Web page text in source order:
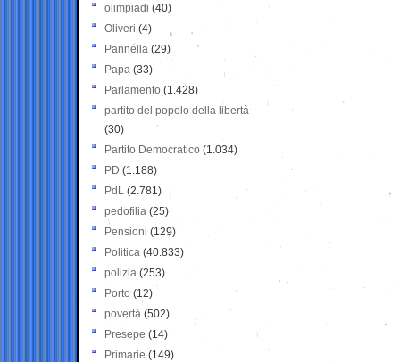
olimpiadi (40)
Oliveri (4)
Pannella (29)
Papa (33)
Parlamento (1.428)
partito del popolo della libertà
(30)
Partito Democratico (1.034)
PD (1.188)
PdL (2.781)
pedofilia (25)
Pensioni (129)
Politica (40.833)
polizia (253)
Porto (12)
povertà (502)
Presepe (14)
Primarie (149)